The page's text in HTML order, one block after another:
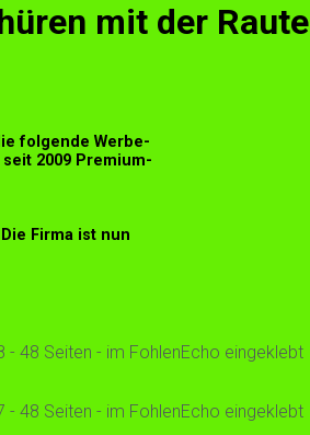
mit der Raute
folgende Werbe-
2009 Premium-
Firma ist nun
48 Seiten - im FohlenEcho eingeklebt
48 Seiten - im FohlenEcho eingeklebt